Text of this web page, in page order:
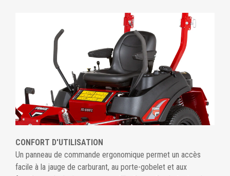
CONFORT D'UTILISATION
Un panneau de commande ergonomique permet un accès
facile à la jauge de carburant, au porte-gobelet et aux